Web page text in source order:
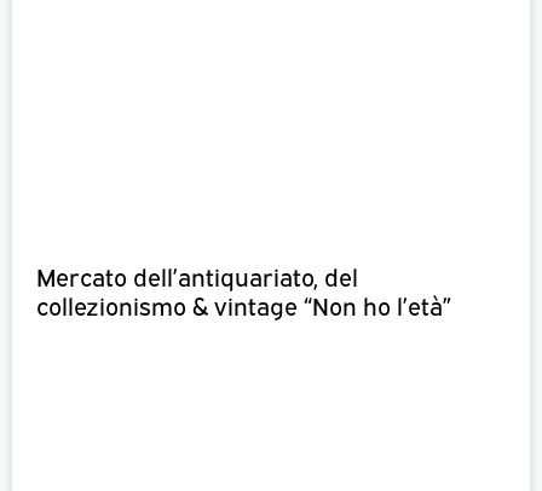
Mercato dell’antiquariato, del
collezionismo & vintage “Non ho l’età”